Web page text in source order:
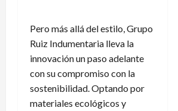
Pero más allá del estilo, Grupo
Ruiz Indumentaria lleva la
innovación un paso adelante
con su compromiso con la
sostenibilidad. Optando por
materiales ecológicos y